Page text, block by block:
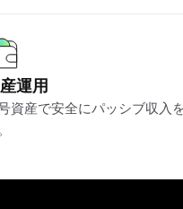
運用
資産で安全にパッシブ収入